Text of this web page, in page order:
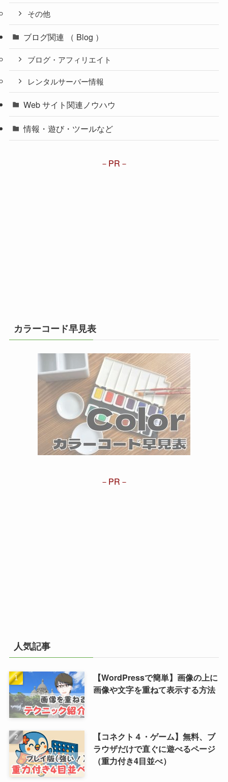
その他
ブログ関連 （ Blog ）
ブログ・アフィリエイト
レンタルサーバー情報
Web サイト関連ノウハウ
情報・遊び・ツールなど
PR
カラーコード早見表
PR
人気記事
【WordPressで簡単】画像の上に
画像や文字を重ねて表示する方法
【コネクト４・ゲーム】無料、ブ
ラウザだけで直ぐに遊べるページ
（重力付き4目並べ）